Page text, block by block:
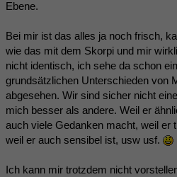
Ebene.
Bei mir ist das alles ja noch frisch,
wie das mit dem Skorpi und mir
nicht identisch, ich sehe da schon
grundsätzlichen Unterschieden von
abgesehen. Wir sind sicher nicht
mich besser als andere. Weil er
auch viele Gedanken macht, weil er
weil er auch sensibel ist, usw usf.
Ich kann mir trotzdem nicht